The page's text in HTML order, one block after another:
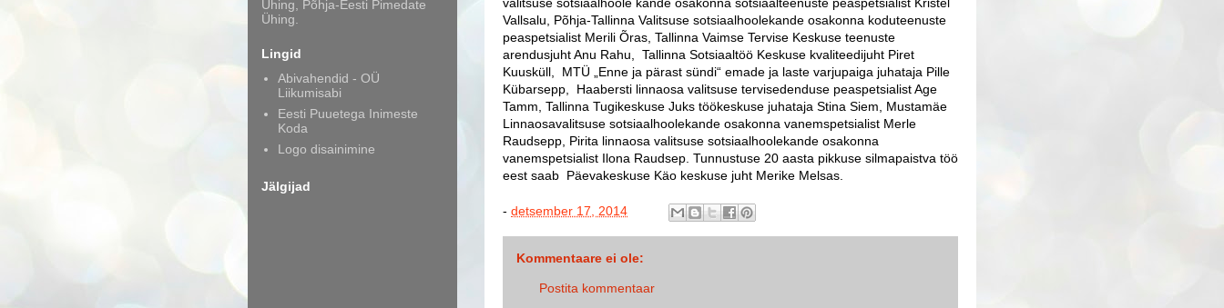
valitsuse sotsiaalhoole kande osakonna sotsiaalteenuste peaspetsialist Kristel
Vallsalu, Põhja-Tallinna Valitsuse sotsiaalhoolekande osakonna koduteenuste
peaspetsialist Merili Õras, Tallinna Vaimse Tervise Keskuse teenuste
arendusjuht Anu Rahu, Tallinna Sotsiaaltöö Keskuse kvaliteedijuht Piret
Kuusküll, MTÜ „Enne ja pärast sündi“ emade ja laste varjupaiga juhataja Pille
Kübarsepp, Haabersti linnaosa valitsuse tervisedenduse peaspetsialist Age
Tamm, Tallinna Tugikeskuse Juks töökeskuse juhataja Stina Siem, Mustamäe
Linnaosavalitsuse sotsiaalhoolekande osakonna vanemspetsialist Merle
Raudsepp, Pirita linnaosa valitsuse sotsiaalhoolekande osakonna
vanemspetsialist Ilona Raudsep. Tunnustuse 20 aasta pikkuse silmapaistva töö
eest saab Päevakeskuse Käo keskuse juht Merike Melsas.
- detsember 17, 2014
Kommentaare ei ole:
Postita kommentaar
Ühing, Põhja-Eesti Pimedate
Ühing.
Lingid
Abivahendid - OÜ
Liikumisabi
Eesti Puuetega Inimeste
Koda
Logo disainimine
Jälgijad